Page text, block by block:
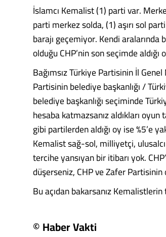
İslamcı Kemalist (1) parti var.
parti merkez solda, (1) aşırı sol
barajı geçemiyor. Kendi
olduğu CHP’nin son seçimde aldığı
Bağımsız Türkiye Partisinin İl
Partisinin belediye başkanlığı /
belediye başkanlığı seçiminde
hesaba katmazsanız aldıkları oyun
gibi partilerden aldığı oy ise %5’e
Kemalist sağ-sol, milliyetçi,
tercihe yansıyan bir itibarı yok.
düşerseniz, CHP ve Zafer Partisinin
Bu açıdan bakarsanız
© Haber Vakti